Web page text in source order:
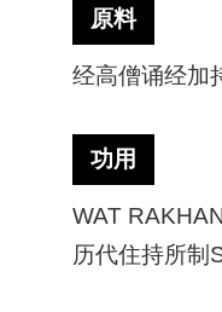
原料
经高僧诵经加
功用
WAT
历代住持所制